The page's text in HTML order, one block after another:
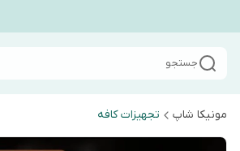
جستجو
مونیکا شاپ تجهیزات کافه